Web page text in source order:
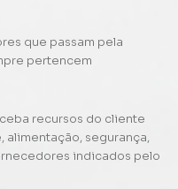
que passam pela
pertencem
recursos do cliente
alimentação, segurança,
indicados pelo